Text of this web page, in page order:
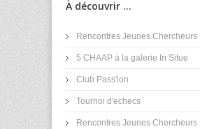
À découvrir ...
Rencontres Jeunes Chercheurs
5 CHAAP à la galerie In Situe
Club Pass'ion
Tournoi d'echecs
Rencontres Jeunes Chercheurs